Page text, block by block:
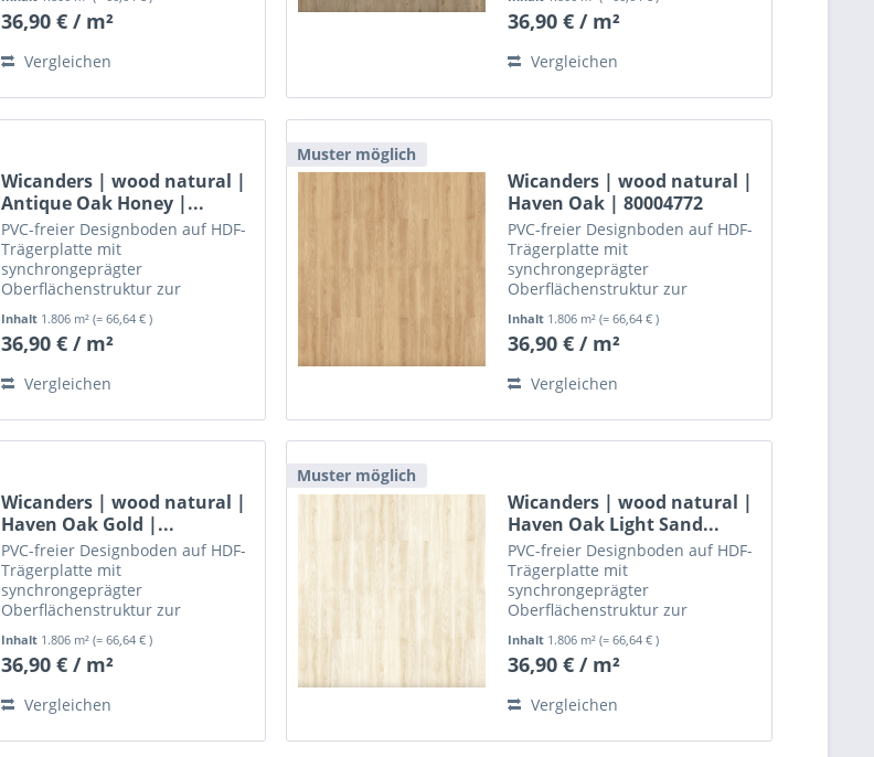
Verlegung.
36,90 € / m²
Vergleichen
Verlegung.
36,90 € / m²
Vergleichen
Wicanders | wood natural |
Antique Oak Honey |...
PVC-freier Designboden auf HDF-
Trägerplatte mit
synchrongeprägter
Oberflächenstruktur zur
Verlegung.
Inhalt 1.806 m²(= 66,64 € )
36,90 € / m²
Vergleichen
Muster möglich
Wicanders | wood natural |
Haven Oak | 80004772
PVC-freier Designboden auf HDF-
Trägerplatte mit
synchrongeprägter
Oberflächenstruktur zur
Verlegung.
Inhalt 1.806 m²(= 66,64 € )
36,90 € / m²
Vergleichen
Wicanders | wood natural |
Haven Oak Gold |...
PVC-freier Designboden auf HDF-
Trägerplatte mit
synchrongeprägter
Oberflächenstruktur zur
Verlegung.
Inhalt 1.806 m²(= 66,64 € )
36,90 € / m²
Vergleichen
Muster möglich
Wicanders | wood natural |
Haven Oak Light Sand...
PVC-freier Designboden auf HDF-
Trägerplatte mit
synchrongeprägter
Oberflächenstruktur zur
Verlegung.
Inhalt 1.806 m²(= 66,64 € )
36,90 € / m²
Vergleichen